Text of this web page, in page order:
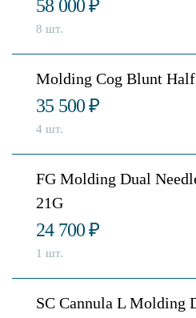
58 000₽
8 шт.
Molding Cog Blunt
35 500₽
4 шт.
FG Molding Dual
21G
24 700₽
1 шт.
SC Cannula L Molding